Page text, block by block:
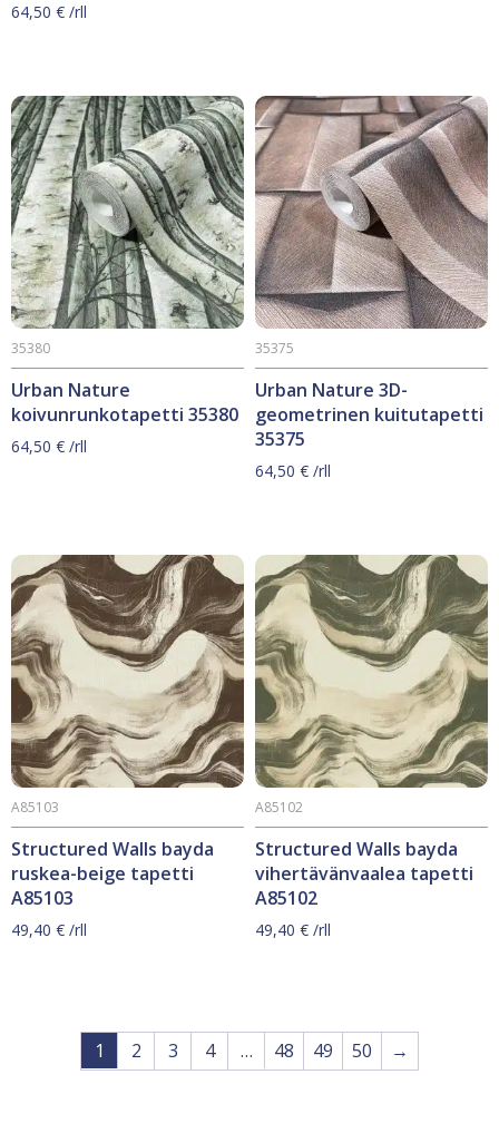
64,50 € /rll
Urban Nature
koivunrunkotapetti 35380
35380
64,50 € /rll
Urban Nature 3D-
geometrinen kuitutapetti
35375
35375
64,50 € /rll
Structured Walls bayda
ruskea-beige tapetti
A85103
A85103
49,40 € /rll
Structured Walls bayda
vihertävänvaalea tapetti
A85102
A85102
49,40 € /rll
1 2 3 4 … 48 49 50 →